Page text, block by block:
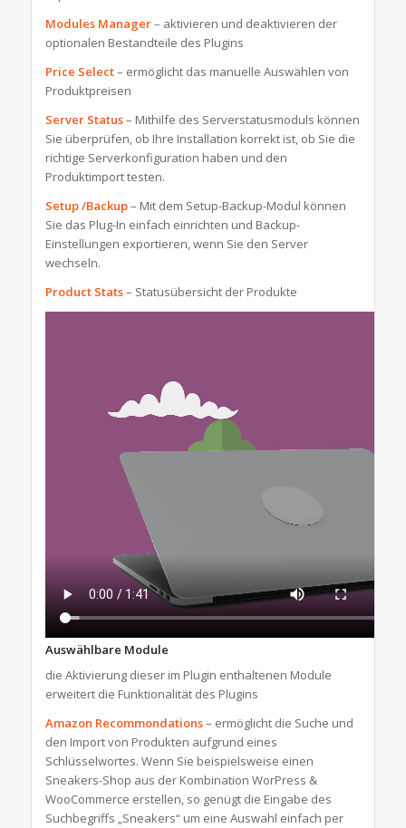
Modules Manager– aktivieren und deaktivieren der
optionalen Bestandteile des Plugins
Price Select– ermöglicht das manuelle Auswählen von
Produktpreisen
Server Status– Mithilfe des Serverstatusmoduls können
Sie überprüfen, ob Ihre Installation korrekt ist, ob Sie die
richtige Serverkonfiguration haben und den
Produktimport testen.
Setup /Backup– Mit dem Setup-Backup-Modul können
Sie das Plug-In einfach einrichten und Backup-
Einstellungen exportieren, wenn Sie den Server
wechseln.
Product Stats– Statusübersicht der Produkte
Auswählbare Module
die Aktivierung dieser im Plugin enthaltenen Module
erweitert die Funktionalität des Plugins
Amazon Recommondations– ermöglicht die Suche und
den Import von Produkten aufgrund eines
Schlüsselwortes. Wenn Sie beispielsweise einen
Sneakers-Shop aus der Kombination WorPress &
WooCommerce erstellen, so genügt die Eingabe des
Suchbegriffs „Sneakers“ um eine Auswahl einfach per